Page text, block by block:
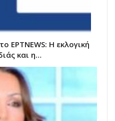
ΕΡΤNEWS: Η εκλογική
και η…